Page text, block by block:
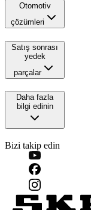
Otomotiv
çözümleri
Satış sonrası
yedek
parçalar
Daha fazla
bilgi edinin
Bizi takip edin